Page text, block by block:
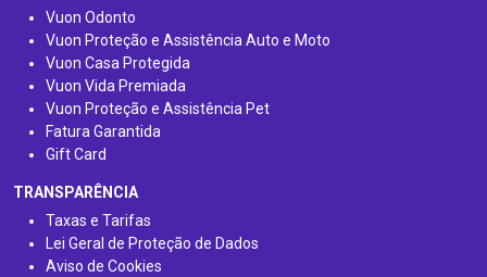
Vuon Odonto
Vuon Proteção e Assistência Auto e Moto
Vuon Casa Protegida
Vuon Vida Premiada
Vuon Proteção e Assistência Pet
Fatura Garantida
Gift Card
TRANSPARÊNCIA
Taxas e Tarifas
Lei Geral de Proteção de Dados
Aviso de Cookies